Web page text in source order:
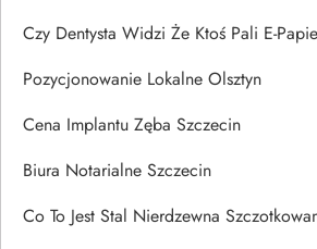
Czy Dentysta Widzi Że Ktoś Pali E-
Pozycjonowanie Lokalne Olsztyn
Cena Implantu Zęba Szczecin
Biura Notarialne Szczecin
Co To Jest Stal Nierdzewna